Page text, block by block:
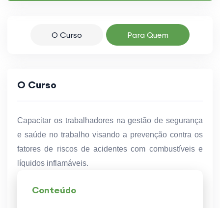
O Curso Para Quem
O Curso
Capacitar os trabalhadores na gestão de segurança
e saúde no trabalho visando a prevenção contra os
fatores de riscos de acidentes com combustíveis e
líquidos inflamáveis.
Conteúdo